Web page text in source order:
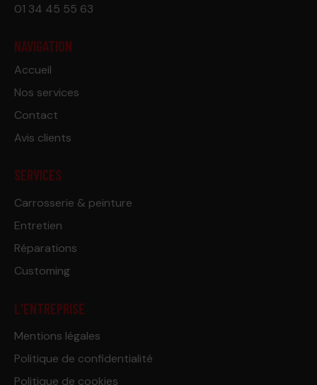
01 34 45 55 63
NAVIGATION
Accueil
Nos services
Contact
Avis clients
SERVICES
Carrosserie & peinture
Entretien
Réparations
Customing
L'ENTREPRISE
Mentions légales
Politique de confidentialité
Politique de cookies